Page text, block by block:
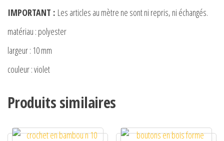
IMPORTANT : Les articles au mètre ne sont ni repris, ni échangés.
matériau : polyester
largeur : 10 mm
couleur : violet
Produits similaires